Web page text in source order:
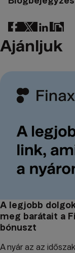
Ajánljuk
A legjobb
meg barátait a
bónuszt
A nyár az az